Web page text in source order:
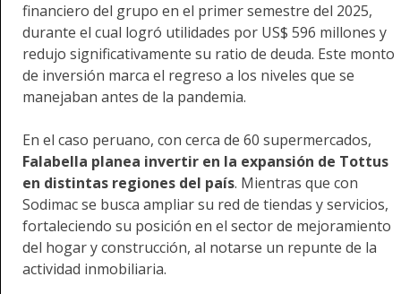
financiero del grupo en el primer semestre del 2025,
durante el cual logró utilidades por US$ 596 millones y
redujo significativamente su ratio de deuda. Este monto
de inversión marca el regreso a los niveles que se
manejaban antes de la pandemia.
En el caso peruano, con cerca de 60 supermercados,
Falabella planea invertir en la expansión de Tottus
en distintas regiones del país. Mientras que con
Sodimac se busca ampliar su red de tiendas y servicios,
fortaleciendo su posición en el sector de mejoramiento
del hogar y construcción, al notarse un repunte de la
actividad inmobiliaria.